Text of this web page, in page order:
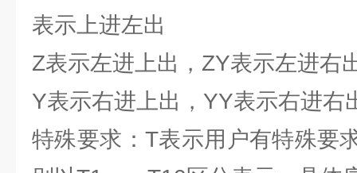
表示上进左出
Z表示左进上出，ZY表示左进右
Y表示右进上出，YY表示右进右
特殊要求：T表示用户有特殊要